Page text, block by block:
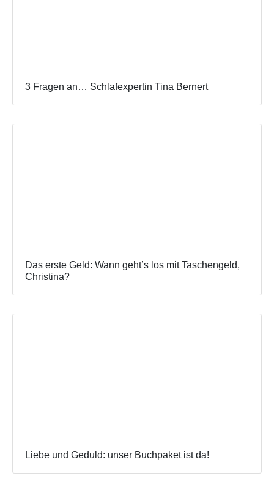
3 Fragen an… Schlafexpertin Tina Bernert
Das erste Geld: Wann geht’s los mit Taschengeld,
Christina?
Liebe und Geduld: unser Buchpaket ist da!